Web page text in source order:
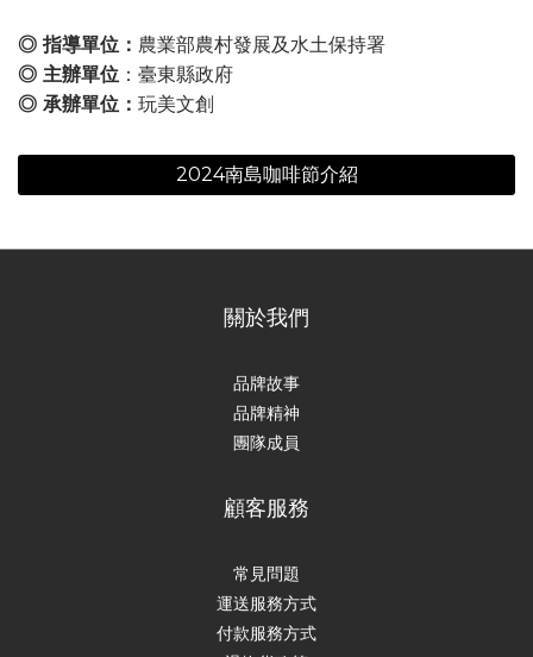
◎ 指導單位： 農業部農村發展及水土保持署
◎ 主辦單位 ：臺東縣政府
◎ 承辦單位： 玩美文創
2024南島咖啡節介紹
關於我們
品牌故事
品牌精神
團隊成員
顧客服務
常見問題
運送服務方式
付款服務方式